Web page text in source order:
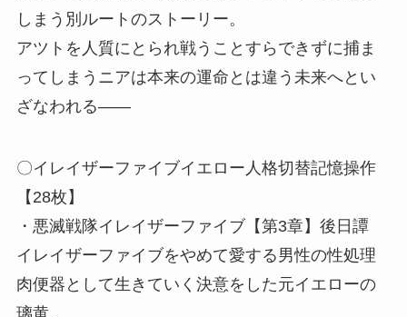
しまう別ルートのストーリー。
アツトを人質にとられ戦うことすらできずに捕ま
ってしまうニアは本来の運命とは違う未来へとい
ざなわれる――
〇イレイザーファイブイエロー人格切替記憶操作
【28枚】
・悪滅戦隊イレイザーファイブ【第3章】後日譚
イレイザーファイブをやめて愛する男性の性処理
肉便器として生きていく決意をした元イエローの
璃黄。